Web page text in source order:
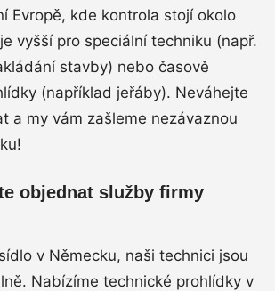
Evropě, kde kontrola stojí okolo
vyšší pro speciální techniku (např.
stavby) nebo časově
(například jeřáby). Neváhejte
a my vám zašleme nezávaznou
objednat služby firmy
v Německu, naši technici jsou
Nabízíme technické prohlídky v